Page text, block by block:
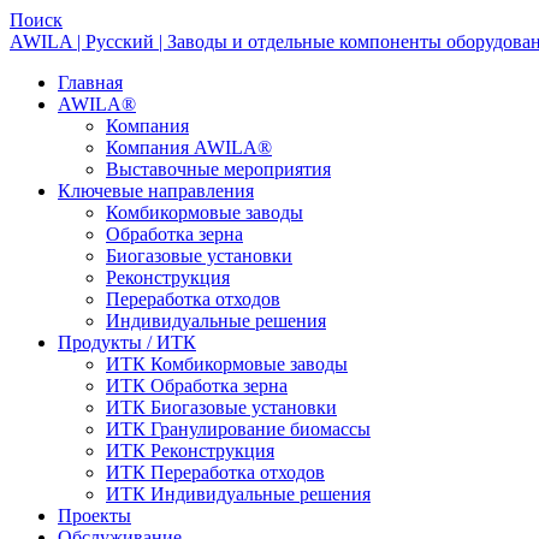
Поиск
AWILA | Русский | Заводы и отдельные компоненты
Главная
AWILA®
Компания
Компания AWILA®
Выставочные мероприятия
Ключевые направления
Комбикормовые заводы
Обработка зерна
Биогазовые установки
Реконструкция
Переработка отходов
Индивидуальные решения
Продукты / ИТК
ИТК Комбикормовые заводы
ИТК Обработка зерна
ИТК Биогазовые установки
ИТК Гранулирование биомассы
ИТК Реконструкция
ИТК Переработка отходов
ИТК Индивидуальные решения
Проекты